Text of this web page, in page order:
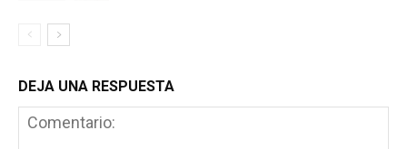
DEJA UNA RESPUESTA